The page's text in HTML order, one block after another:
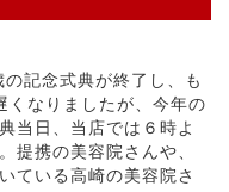
記念式典が終了し、も
くなりましたが、今年の
当日、当店では６時よ
提携の美容院さんや、
ている高崎の美容院さ